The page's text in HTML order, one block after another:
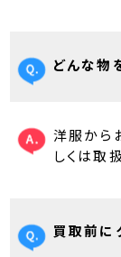
どんな物
洋服から
しくは取
買取前に